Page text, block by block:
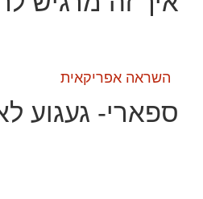
השראה אפריקאית
ספארי- געגוע